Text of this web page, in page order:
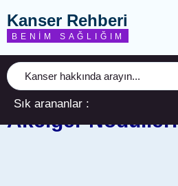
Kanser Rehberi
BENIM SAĞLIĞIM
Akciğer Nodülleri
Sık arananlar :